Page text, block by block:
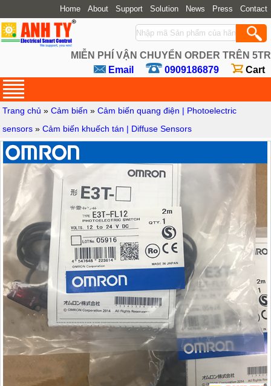
Home About Support Solution News Press Contact
MIỄN PHÍ VẬN CHUYỂN ORDER TRÊN 5TR
Email
0909186879 Cart
Trang chủ »Cảm biến »Cảm biến quang điện | Photoelectric
sensors »Cảm biến khuếch tán | Diffuse Sensors